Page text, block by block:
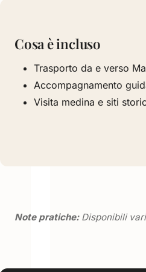
Cosa è incluso
Trasporto da e verso
Accompagnamento
Visita medina e siti
Note pratiche:Disponibili